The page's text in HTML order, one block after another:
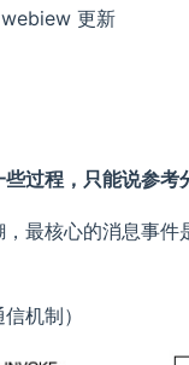
更新
过程，只能说参
最核心的消息事
机制）